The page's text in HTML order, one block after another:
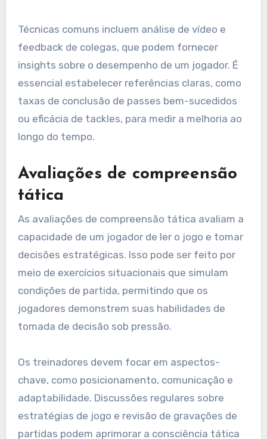
Técnicas comuns incluem análise de vídeo e
feedback de colegas, que podem fornecer
insights sobre o desempenho de um jogador. É
essencial estabelecer referências claras, como
taxas de conclusão de passes bem-sucedidos
ou eficácia de tackles, para medir a melhoria ao
longo do tempo.
Avaliações de compreensão
tática
As avaliações de compreensão tática avaliam a
capacidade de um jogador de ler o jogo e tomar
decisões estratégicas. Isso pode ser feito por
meio de exercícios situacionais que simulam
condições de partida, permitindo que os
jogadores demonstrem suas habilidades de
tomada de decisão sob pressão.
Os treinadores devem focar em aspectos-
chave, como posicionamento, comunicação e
adaptabilidade. Discussões regulares sobre
estratégias de jogo e revisão de gravações de
partidas podem aprimorar a consciência tática